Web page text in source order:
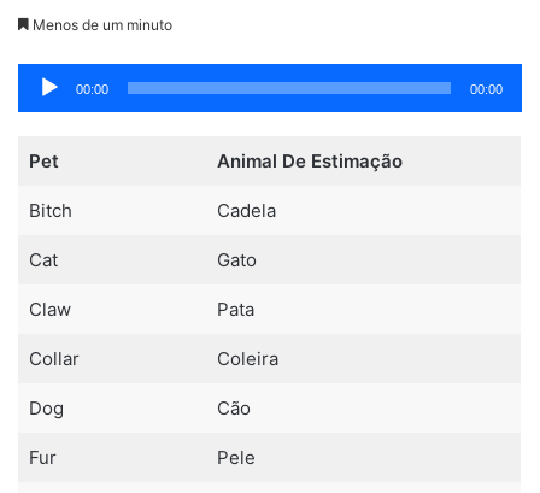
Menos de um minuto
Tocador
de
00:00 00:00
Pet Animal De Estimação
Bitch Cadela
Cat Gato
Claw Pata
Collar Coleira
Dog Cão
Fur Pele